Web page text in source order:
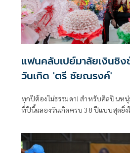
แฟนคลับเปย์มาลัยเงินชิงช้าส
วันเกิด 'ตรี ชัยณรงค์'
ทุกปีต้องไม่ธรรมดา! สำหรับศิลปินหนุ่
ที่ปีนี้ฉลองวันเกิดครบ 38 ปีแบบสุดยิ่ง
ตัวจัดเต็มเข้าธีมชนิดไม่มีใครยอมใคร